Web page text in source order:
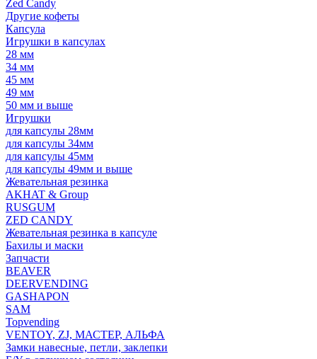
Zed Candy
Другие кофеты
Капсула
Игрушки в капсулах
28 мм
34 мм
45 мм
49 мм
50 мм и выше
Игрушки
для капсулы 28мм
для капсулы 34мм
для капсулы 45мм
для капсулы 49мм и выше
Жевательная резинка
AKHAT & Group
RUSGUM
ZED CANDY
Жевательная резинка в капсуле
Бахилы и маски
Запчасти
BEAVER
DEERVENDING
GASHAPON
SAM
Topvending
VENTOY, ZJ, МАСТЕР, АЛЬФА
Замки навесные, петли, заклепки